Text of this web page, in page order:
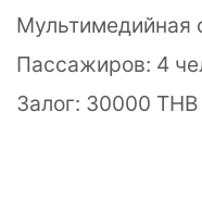
Мультимедийная
Пассажиров: 4
Залог: 30000 THB